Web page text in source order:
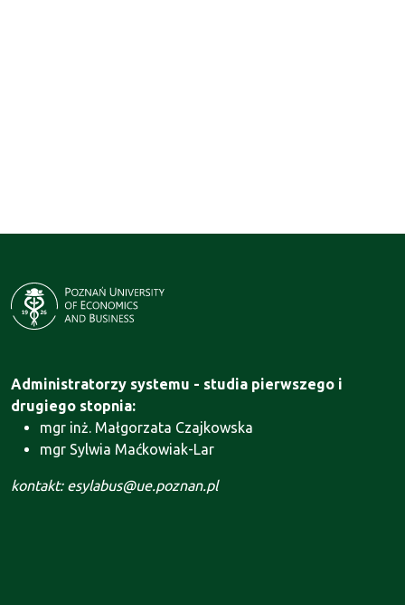
Administratorzy systemu - studia pierwszego i
drugiego stopnia:
mgr inż. Małgorzata Czajkowska
mgr Sylwia Maćkowiak-Lar
kontakt: esylabus@ue.poznan.pl